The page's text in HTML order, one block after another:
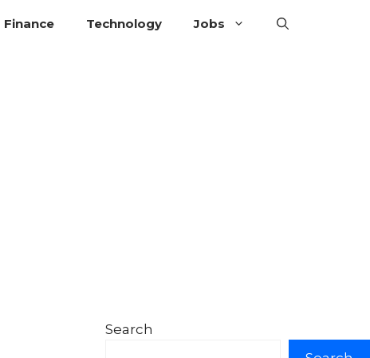
Finance Technology Jobs
Search